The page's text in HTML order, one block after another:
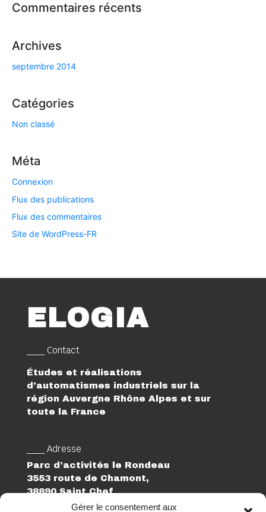
Gérer le consentement aux
Commentaires récents
Archives
septembre 2014
Catégories
Non classé
Méta
Connexion
Flux des publications
Flux des commentaires
Site de WordPress-FR
ELOGIA
___ Contact
Études et réalisations
d’automatismes industriels sur la
région Auvergne Rhône Alpes et sur
toute la France
___ Adresse
Parc d’activités le Rondeau
3553 route de Chamont,
38890 Saint Chef